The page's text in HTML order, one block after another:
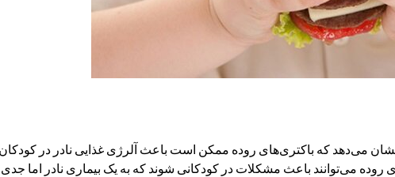
می‌دهد که باکتری‌های روده ممکن است باعث آلرژی غذایی نادر در
روده می‌توانند باعث مشکلات در کودکانی شوند که به یک بیماری نادر اما